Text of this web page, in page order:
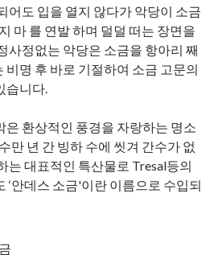
어도 입을 열지 않다가 악당이 소금
마 를 연발 하며 덜덜 떠는 장면을
사정없는 악당은 소금을 항아리 째
명 후 바로 기절하여 소금 고문의
습니다.
은 환상적인 풍경을 자랑하는 명소
만 년 간 빙하 수에 씻겨 간수가 없
는 대표적인 특산물로 Tresal등의
‘안데스 소금'이란 이름으로 수입되